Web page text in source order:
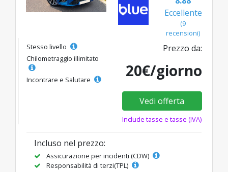
Eccellente
(9
recensioni)
Stesso livello
Chilometraggio illimitato
Incontrare e Salutare
Prezzo da:
20€/giorno
Vedi offerta
Include tasse e tasse (IVA)
Incluso nel prezzo:
Assicurazione per incidenti (CDW)
Responsabilità di terzi(TPL)